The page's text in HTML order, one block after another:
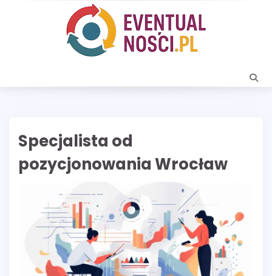
Specjalista od
pozycjonowania Wrocław